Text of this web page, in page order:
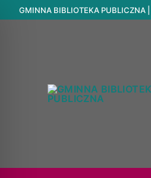
GMINNA BIBLIOTEKA PUBLICZNA